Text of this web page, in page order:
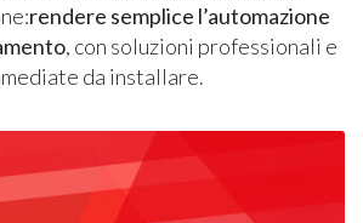
rendere semplice l’automazione
, con soluzioni professionali e
da installare.